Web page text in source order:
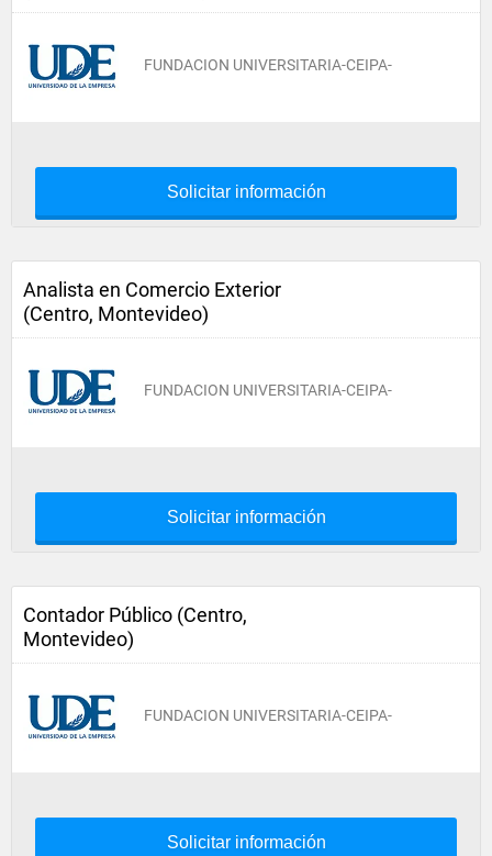
FUNDACION UNIVERSITARIA-CEIPA-
Solicitar información
Analista en Comercio Exterior
(Centro, Montevideo)
FUNDACION UNIVERSITARIA-CEIPA-
Solicitar información
Contador Público (Centro,
Montevideo)
FUNDACION UNIVERSITARIA-CEIPA-
Solicitar información